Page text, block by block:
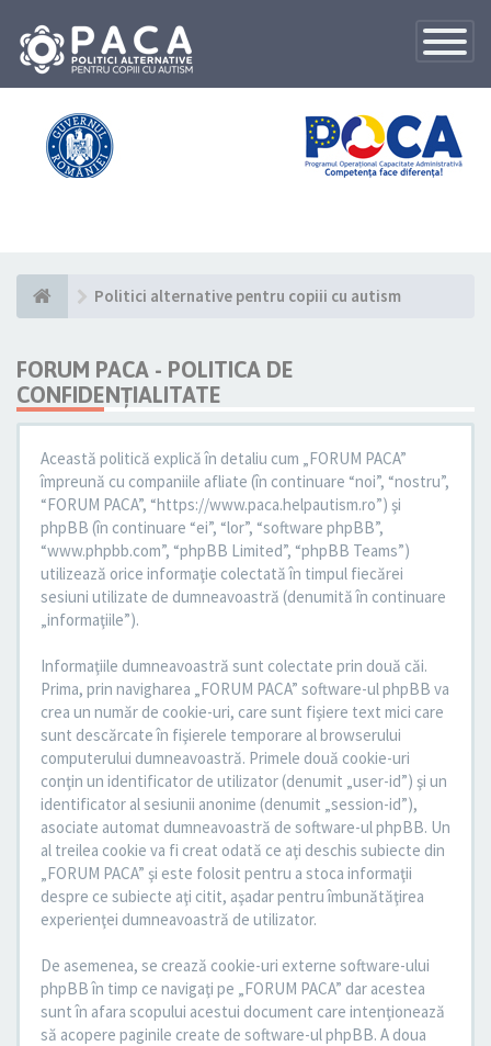
Toggle
Politici alternative pentru copiii cu autism
FORUM PACA - POLITICA DE
CONFIDENŢIALITATE
Această politică explică în detaliu cum „FORUM PACA”
împreună cu companiile afliate (în continuare “noi”, “nostru”,
“FORUM PACA”, “https://www.paca.helpautism.ro”) şi
phpBB (în continuare “ei”, “lor”, “software phpBB”,
“www.phpbb.com”, “phpBB Limited”, “phpBB Teams”)
utilizează orice informaţie colectată în timpul fiecărei
sesiuni utilizate de dumneavoastră (denumită în continuare
„informaţiile”).
Informaţiile dumneavoastră sunt colectate prin două căi.
Prima, prin navigharea „FORUM PACA” software-ul phpBB va
crea un număr de cookie-uri, care sunt fişiere text mici care
sunt descărcate în fişierele temporare al browserului
computerului dumneavoastră. Primele două cookie-uri
conţin un identificator de utilizator (denumit „user-id”) şi un
identificator al sesiunii anonime (denumit „session-id”),
asociate automat dumneavoastră de software-ul phpBB. Un
al treilea cookie va fi creat odată ce aţi deschis subiecte din
„FORUM PACA” şi este folosit pentru a stoca informaţii
despre ce subiecte aţi citit, aşadar pentru îmbunătăţirea
experienţei dumneavoastră de utilizator.
De asemenea, se crează cookie-uri externe software-ului
phpBB în timp ce navigaţi pe „FORUM PACA” dar acestea
sunt în afara scopului acestui document care intenţionează
să acopere paginile create de software-ul phpBB. A doua